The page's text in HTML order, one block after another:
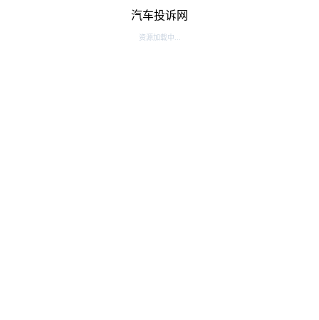
汽车投诉网
资源加载中...